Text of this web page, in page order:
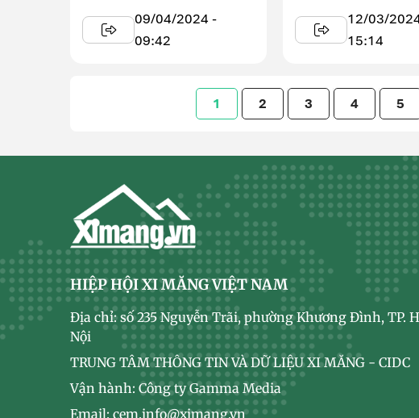
Tổng Công ty Xi măng ...
09/04/2024 -
09:42
thông báo tuyển
sự.
12/03/
15:14
1 2 3 4 5
HIỆP HỘI XI MĂNG VIỆT NAM
Địa chỉ: số 235 Nguyễn Trãi, phường Khương Đình, TP.
Nội
TRUNG TÂM THÔNG TIN VÀ DỮ LIỆU XI MĂNG - CIDC
Vận hành: Công ty Gamma Media
Email: cem.info@ximang.vn